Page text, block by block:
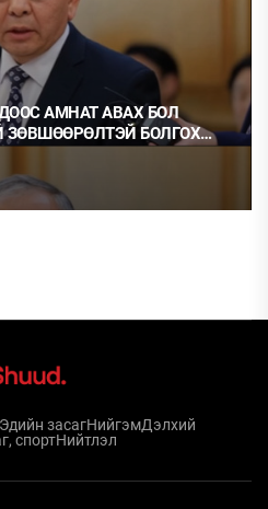
АМНАТ АВАХ БОЛ
ЗӨВШӨӨРӨЛТЭЙ БОЛГОХ
Эдийн засагНийгэмДэлхий
спортНийтлэл